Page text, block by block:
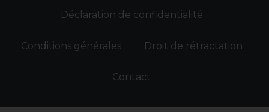
Déclaration de confidentialité
Conditions générales Droit de rétractation
Contact